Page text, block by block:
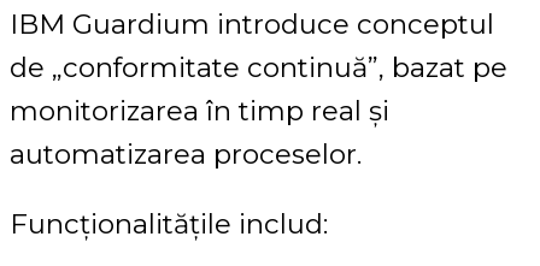
IBM Guardium introduce conceptul
de „conformitate continuă”, bazat pe
monitorizarea în timp real și
automatizarea proceselor.
Funcționalitățile includ: